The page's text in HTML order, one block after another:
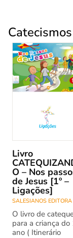
Livro
O – Nos
de Jesus [1º –
Ligações]
SALESIANOS EDITORA
O livro de
para a criança do
ano ( Itinerário